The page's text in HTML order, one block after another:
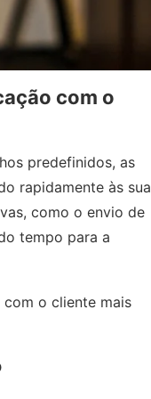
com o
predefinidos, as
rapidamente às
como o envio de
tempo para a
o cliente mais